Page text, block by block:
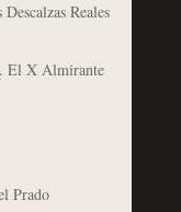
Reales
El X Almirante
Prado